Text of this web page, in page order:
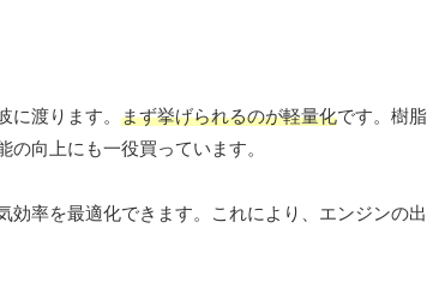
渡ります。 まず挙げられるのが軽量化です。樹脂
向上にも一役買っています。
率を最適化できます。これにより、エンジンの出